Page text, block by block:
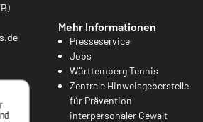
Mehr Informationen
Presseservice
Jobs
Württemberg Tennis
Zentrale Hinweisgeberstelle
für Prävention
interpersonaler Gewalt